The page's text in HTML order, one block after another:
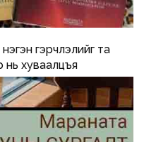
гэрчлэлийг та
нь хуваалцъя